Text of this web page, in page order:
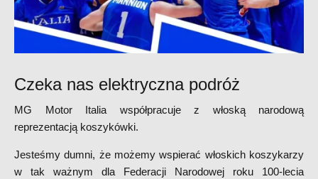
Czeka nas elektryczna podróż
MG Motor Italia współpracuje z włoską narodową
reprezentacją koszykówki.
Jesteśmy dumni, że możemy wspierać włoskich koszykarzy
w tak ważnym dla Federacji Narodowej roku 100-lecia